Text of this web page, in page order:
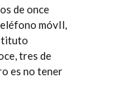
de once
móvIl,
tres de
es no tener